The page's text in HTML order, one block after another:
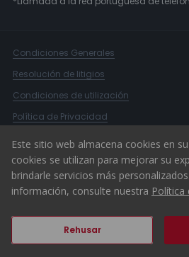
Condiciones Generales
Resolución de litigios
Condiciones de utilización
Política de Privacidad
Libro de Reclamaciones
Canal Denuncias
© 2026 ERA Portugal
Este sitio web almacena cookies en
cookies se utilizan para mejorar su
brindarle servicios más
información, consulte nuestra Política
Rehusar